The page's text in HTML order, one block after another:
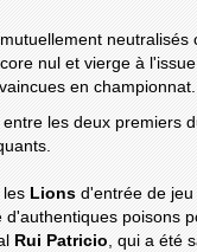
nul et vierge à
en championnat.
les deux premiers
les Lions d'entrée de
d'authentiques poisons
Rui Patricio, qui a été